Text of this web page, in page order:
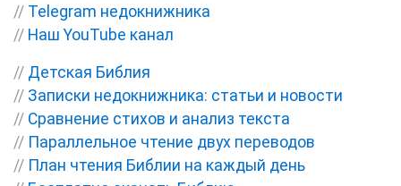
// Telegram недокнижника
// Наш YouTube канал
// Детская Библия
// Записки недокнижника: статьи и новости
// Сравнение стихов и анализ текста
// Параллельное чтение двух переводов
// План чтения Библии на каждый день